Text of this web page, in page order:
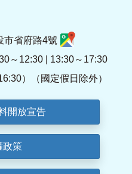
市省府路4號
～12:30 | 13:30～17:30
）（國定假日除外）
開放宣告
政策